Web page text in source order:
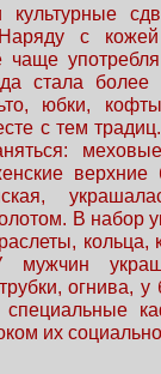
культурные
с
чаще
стала более
юбки,
с тем
верхние
В набор
мужчин
огнива, у
их